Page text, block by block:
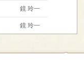
鏡 玲一
鏡 玲一